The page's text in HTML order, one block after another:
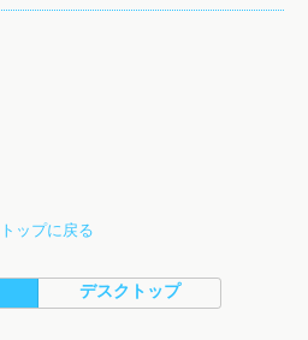
トップに戻る
デスクトップ